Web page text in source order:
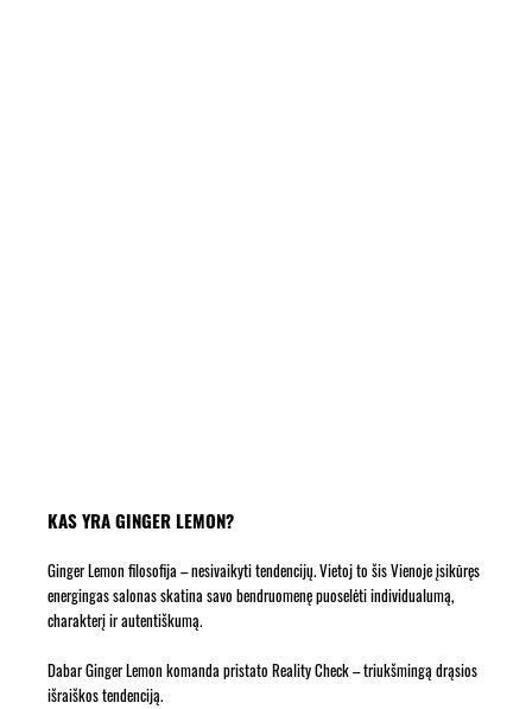
KAS YRA GINGER LEMON?
Ginger Lemon filosofija – nesivaikyti tendencijų. Vietoj to šis Vienoje įsikūręs
energingas salonas skatina savo bendruomenę puoselėti individualumą,
charakterį ir autentiškumą.
Dabar Ginger Lemon komanda pristato Reality Check – triukšmingą drąsios
išraiškos tendenciją.